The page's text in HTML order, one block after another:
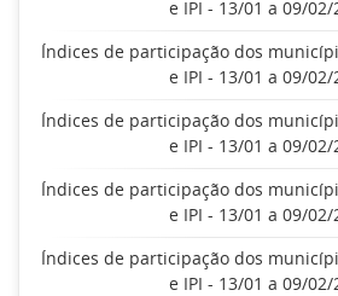
e IPI - 13/01 a 09/02/
Índices de participação dos
e IPI - 13/01 a 09/02/
Índices de participação dos
e IPI - 13/01 a 09/02/
Índices de participação dos
e IPI - 13/01 a 09/02/
Índices de participação dos
e IPI - 13/01 a 09/02/